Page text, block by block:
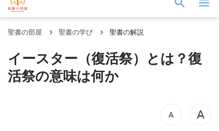
聖書の部屋 聖書の学び 聖書の解説
イースター（復活祭）とは？復
活祭の意味は何か